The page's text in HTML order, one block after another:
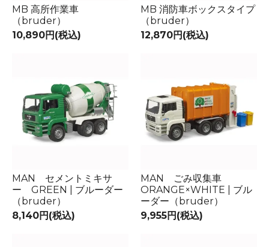
MB 高所作業車
（bruder）
10,890円(税込)
MB 消防車ボックスタイプ
（bruder）
12,870円(税込)
MAN セメントミキサ
ー GREEN | ブルーダー
（bruder）
8,140円(税込)
MAN ごみ収集車
ORANGE×WHITE | ブル
ーダー（bruder）
9,955円(税込)